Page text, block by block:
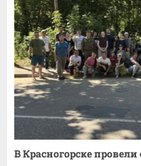
В Красногорске